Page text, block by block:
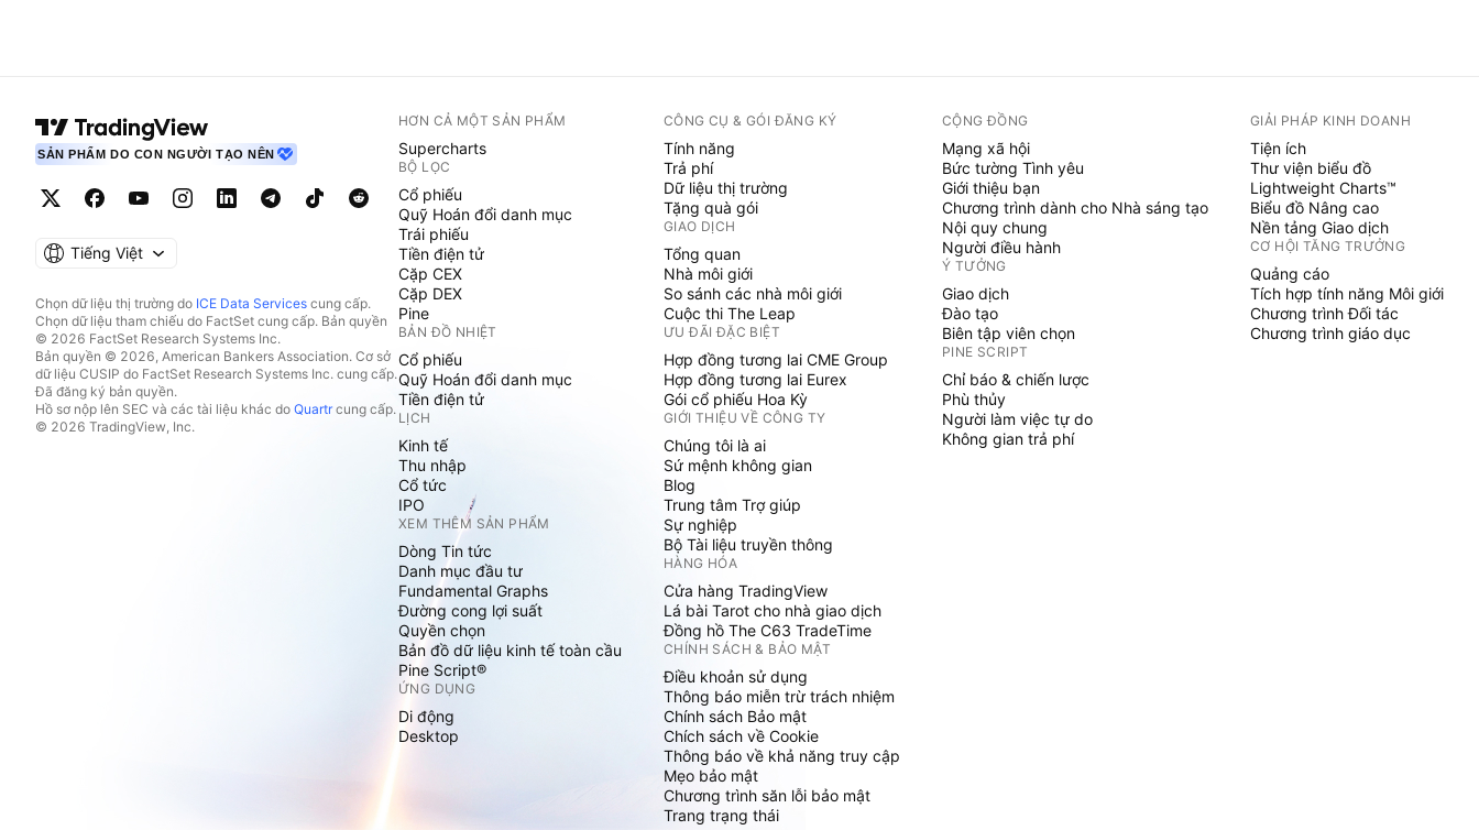
SẢN PHẨM DO CON NGƯỜI TẠO NÊN
Tiếng Việt
Chọn dữ liệu thị trường do ICE Data Services cung cấp.
Chọn dữ liệu tham chiếu do FactSet cung cấp. Bản quyền
© 2026 FactSet Research Systems Inc.
Bản quyền © 2026, American Bankers Association. Cơ sở
dữ liệu CUSIP do FactSet Research Systems Inc. cung cấp.
Đã đăng ký bản quyền.
Hồ sơ nộp lên SEC và các tài liệu khác do Quartrcung cấp.
© 2026 TradingView, Inc.
HƠN CẢ MỘT SẢN PHẨM
Supercharts
BỘ LỌC
Cổ phiếu
Quỹ Hoán đổi danh mục
Trái phiếu
Tiền điện tử
Cặp CEX
Cặp DEX
Pine
BẢN ĐỒ NHIỆT
Cổ phiếu
Quỹ Hoán đổi danh mục
Tiền điện tử
LỊCH
Kinh tế
Thu nhập
Cổ tức
IPO
XEM THÊM SẢN PHẨM
Dòng Tin tức
Danh mục đầu tư
Fundamental Graphs
Đường cong lợi suất
Quyền chọn
Bản đồ dữ liệu kinh tế toàn cầu
Pine Script®
ỨNG DỤNG
Di động
Desktop
CÔNG CỤ & GÓI ĐĂNG KÝ
Tính năng
Trả phí
Dữ liệu thị trường
Tặng quà gói
GIAO DỊCH
Tổng quan
Nhà môi giới
So sánh các nhà môi giới
Cuộc thi The Leap
ƯU ĐÃI ĐẶC BIỆT
Hợp đồng tương lai CME Group
Hợp đồng tương lai Eurex
Gói cổ phiếu Hoa Kỳ
GIỚI THIỆU VỀ CÔNG TY
Chúng tôi là ai
Sứ mệnh không gian
Blog
Trung tâm Trợ giúp
Sự nghiệp
Bộ Tài liệu truyền thông
HÀNG HÓA
Cửa hàng TradingView
Lá bài Tarot cho nhà giao dịch
Đồng hồ The C63 TradeTime
CHÍNH SÁCH & BẢO MẬT
Điều khoản sử dụng
Thông báo miễn trừ trách nhiệm
Chính sách Bảo mật
Chích sách về Cookie
Thông báo về khả năng truy cập
Mẹo bảo mật
Chương trình săn lỗi bảo mật
Trang trạng thái
CỘNG ĐỒNG
Mạng xã hội
Bức tường Tình yêu
Giới thiệu bạn
Chương trình dành cho Nhà sáng tạo
Nội quy chung
Người điều hành
Ý TƯỞNG
Giao dịch
Đào tạo
Biên tập viên chọn
PINE SCRIPT
Chỉ báo & chiến lược
Phù thủy
Người làm việc tự do
Không gian trả phí
GIẢI PHÁP KINH DOANH
Tiện ích
Thư viện biểu đồ
Lightweight Charts™
Biểu đồ Nâng cao
Nền tảng Giao dịch
CƠ HỘI TĂNG TRƯỞNG
Quảng cáo
Tích hợp tính năng Môi giới
Chương trình Đối tác
Chương trình giáo dục